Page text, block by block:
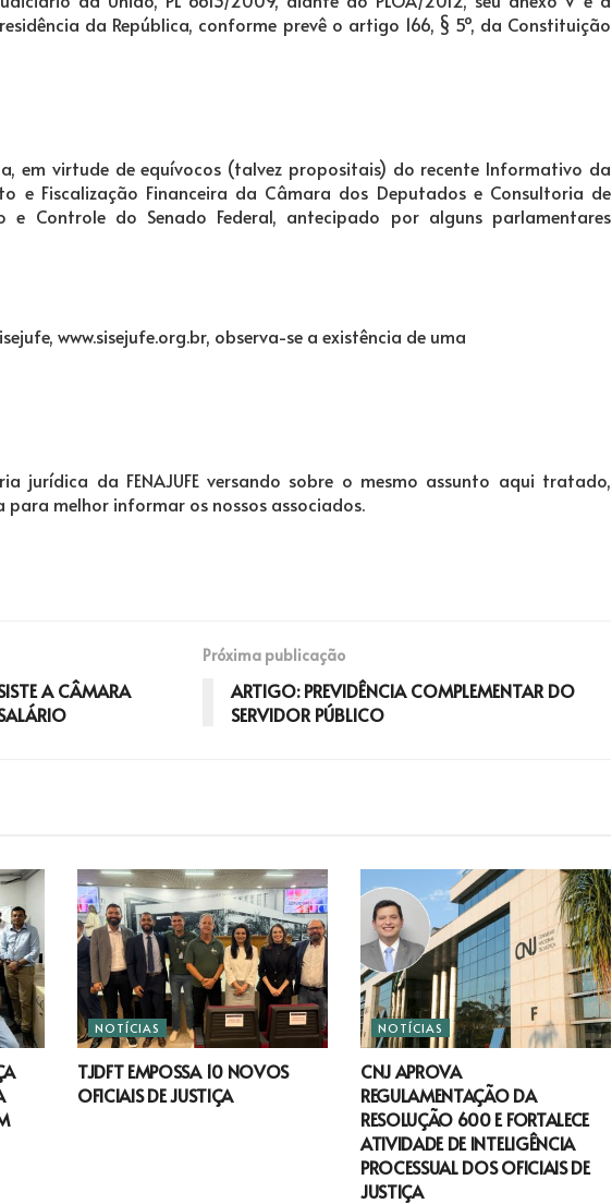
da República, conforme prevê o artigo 166, § 5º, da Constituição
em virtude de equívocos (talvez propositais) do recente Informativo da
e Fiscalização Financeira da Câmara dos Deputados e Consultoria de
e Controle do Senado Federal, antecipado por alguns parlamentares
www.sisejufe.org.br, observa-se a existência de uma
jurídica da FENAJUFE versando sobre o mesmo assunto aqui tratado,
melhor informar os nossos associados.
A CÂMARA
Próxima publicação
ARTIGO: PREVIDÊNCIA COMPLEMENTAR DO
SERVIDOR PÚBLICO
NOTÍCIAS
TJDFT EMPOSSA 10 NOVOS
OFICIAIS DE JUSTIÇA
NOTÍCIAS
CNJ APROVA
REGULAMENTAÇÃO DA
RESOLUÇÃO 600 E FORTALECE
ATIVIDADE DE INTELIGÊNCIA
PROCESSUAL DOS OFICIAIS DE
JUSTIÇA